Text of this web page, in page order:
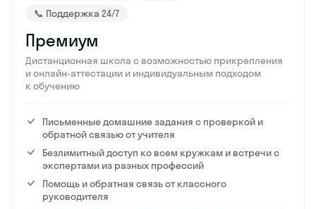
📞 Поддержка 24/7
Премиум
Дистанционная школа с возможностью прикрепления
и онлайн-аттестации и индивидуальным подходом
к обучению
Письменные домашние задания с проверкой и
обратной связью от учителя
Безлимитный доступ ко всем кружкам и встречи с
экспертами из разных профессий
Помощь и обратная связь от классного
руководителя